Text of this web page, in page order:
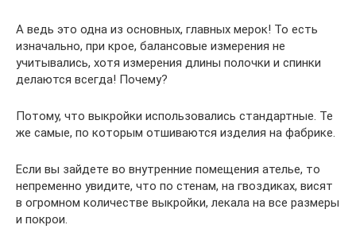
А ведь это одна из основных, главных мерок! То есть
изначально, при крое, балансовые измерения не
учитывались, хотя измерения длины полочки и спинки
делаются всегда! Почему?
Потому, что выкройки использовались стандартные. Те
же самые, по которым отшиваются изделия на фабрике.
Если вы зайдете во внутренние помещения ателье, то
непременно увидите, что по стенам, на гвоздиках, висят
в огромном количестве выкройки, лекала на все размеры
и покрои.